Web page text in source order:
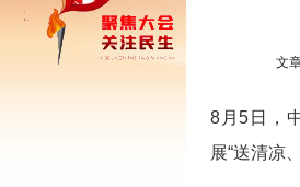
文
8月5日，
展“送清凉